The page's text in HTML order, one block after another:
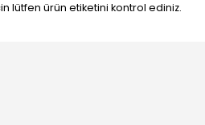
lütfen ürün etiketini kontrol ediniz.